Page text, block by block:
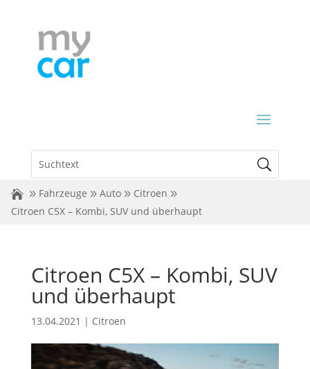
Fahrzeuge Auto
Citroen
Citroen C5X – Kombi, SUV und überhaupt
Citroen C5X – Kombi, SUV
und überhaupt
13.04.2021 | Citroen